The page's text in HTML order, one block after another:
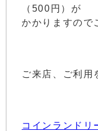
（500円）が
かかりますので
ご来店、ご利用
コインランドリ